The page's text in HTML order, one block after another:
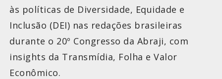
às políticas de Diversidade, Equidade e
Inclusão (DEI) nas redações brasileiras
durante o 20º Congresso da Abraji, com
insights da Transmídia, Folha e Valor
Econômico.